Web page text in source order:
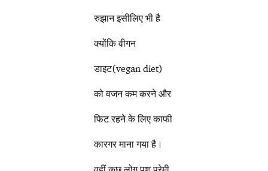
रुझान इसीलिए भी है
क्योंकि वीगन
डाइट(vegan diet)
को वजन कम करने और
फिट रहने के लिए काफी
कारगर माना गया है।